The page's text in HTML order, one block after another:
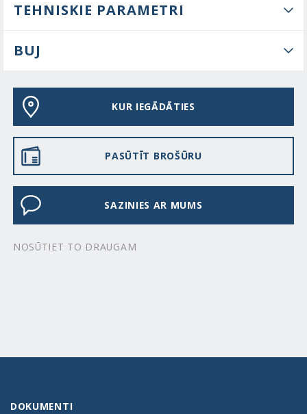
TEHNISKIE PARAMETRI
BUJ
KUR IEGĀDĀTIES
PASŪTĪT BROŠŪRU
SAZINIES AR MUMS
NOSŪTIET TO DRAUGAM
DOKUMENTI